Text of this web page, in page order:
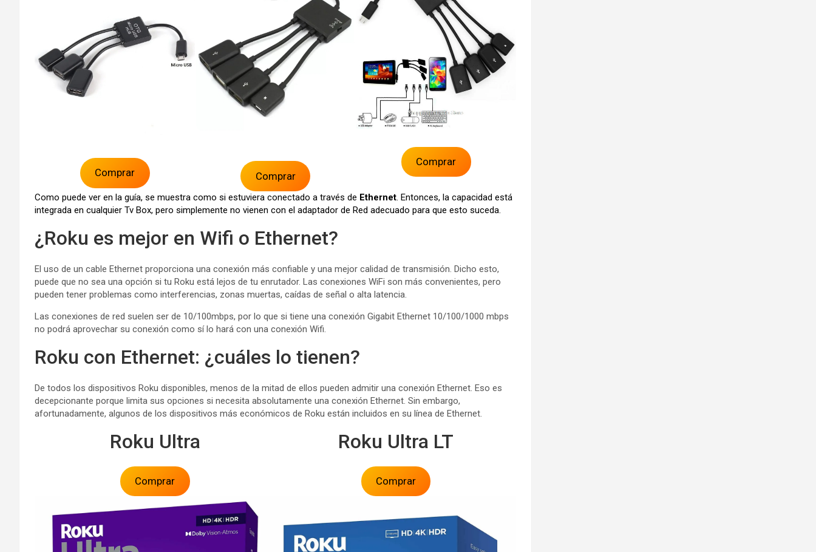
Comprar Comprar
Comprar
Como puede ver en la guía, se muestra como si estuviera conectado a través de Ethernet. Entonces, la capacidad está
integrada en cualquier Tv Box, pero simplemente no vienen con el adaptador de Red adecuado para que esto suceda.
¿Roku es mejor en Wifi o Ethernet?
El uso de un cable Ethernet proporciona una conexión más confiable y una mejor calidad de transmisión. Dicho esto,
puede que no sea una opción si tu Roku está lejos de tu enrutador. Las conexiones WiFi son más convenientes, pero
pueden tener problemas como interferencias, zonas muertas, caídas de señal o alta latencia.
Las conexiones de red suelen ser de 10/100mbps, por lo que si tiene una conexión Gigabit Ethernet 10/100/1000 mbps
no podrá aprovechar su conexión como sí lo hará con una conexión Wifi.
Roku con Ethernet: ¿cuáles lo tienen?
De todos los dispositivos Roku disponibles, menos de la mitad de ellos pueden admitir una conexión Ethernet. Eso es
decepcionante porque limita sus opciones si necesita absolutamente una conexión Ethernet. Sin embargo,
afortunadamente, algunos de los dispositivos más económicos de Roku están incluidos en su línea de Ethernet.
Roku Ultra
Comprar
Roku Ultra LT
Comprar